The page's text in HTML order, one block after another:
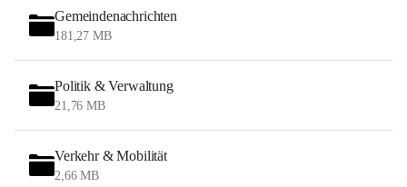
Gemeindenachrichten
181,27 MB
Politik & Verwaltung
21,76 MB
Verkehr & Mobilität
2,66 MB